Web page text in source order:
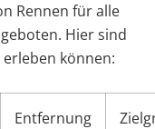
Rennen für alle
Hier sind
erleben können:
Entfernung